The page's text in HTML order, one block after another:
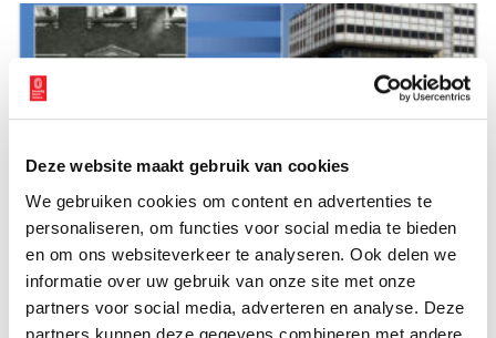
Deze website maakt gebruik van cookies
We gebruiken cookies om content en advertenties te
personaliseren, om functies voor social media te bieden
en om ons websiteverkeer te analyseren. Ook delen we
informatie over uw gebruik van onze site met onze
partners voor social media, adverteren en analyse. Deze
partners kunnen deze gegevens combineren met andere
ICT-bedrijf International Business Machines (IBM) werd in 1911
in Amerika opgericht en is vanaf 1920 officieel
vertegenwoordigd in ons land. Toen verwierf Maurice Boas een
agentschap, dat in 1940 omgezet werd in een volle
dochteronderneming. In eerste instantie onder de naam
Watson Bedrijfsmachine Maatschappij N.V. en na de Tweede
Wereldoorlog als Internationale Bedrijfsmachine Maatschappij